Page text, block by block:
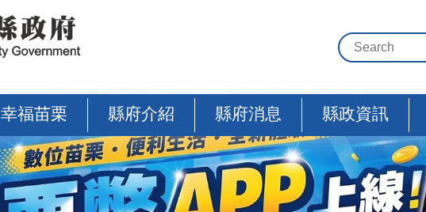
幸福苗栗 縣府介紹 縣府消息 縣政資訊